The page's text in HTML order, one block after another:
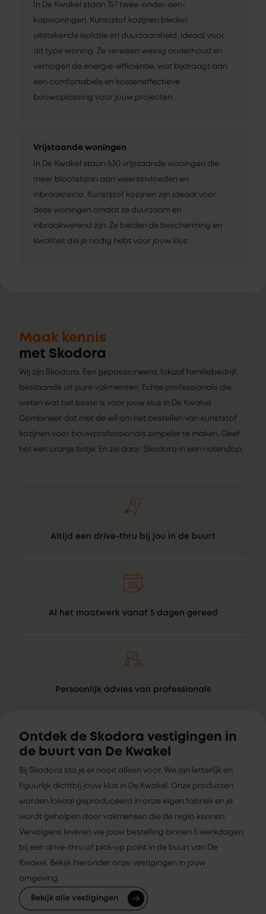
In De Kwakel staan 157 twee-onder-een-
kapwoningen. Kunststof kozijnen bieden
uitstekende isolatie en duurzaamheid, ideaal voor
dit type woning. Ze vereisen weinig onderhoud en
verhogen de energie-efficiëntie, wat bijdraagt aan
een comfortabele en kosteneffectieve
bouwoplossing voor jouw projecten.
Vrijstaande woningen
In De Kwakel staan 630 vrijstaande woningen die
meer blootstaan aan weersinvloeden en
inbraakrisico. Kunststof kozijnen zijn ideaal voor
deze woningen omdat ze duurzaam en
inbraakwerend zijn. Ze bieden de bescherming en
kwaliteit die je nodig hebt voor jouw klus.
Maak kennis
met Skodora
Wij zijn Skodora. Een gepassioneerd, lokaal familiebedrijf,
bestaande uit pure vakmensen. Echte professionals die
weten wat het beste is voor jouw klus in De Kwakel.
Combineer dat met de wil om het bestellen van kunststof
kozijnen voor bouwprofessionals simpeler te maken. Geef
het een oranje tintje. En zie daar: Skodora in een notendop.
Altijd een drive-thru bij jou in de buurt
Al het maatwerk vanaf 5 dagen gereed
Persoonlijk advies van professionals
Ontdek de Skodora vestigingen in
de buurt van De Kwakel
Bij Skodora sta je er nooit alleen voor. We zijn letterlijk en
figuurlijk dichtbij jouw klus in De Kwakel. Onze producten
worden lokaal geproduceerd in onze eigen fabriek en je
wordt geholpen door vakmensen die de regio kennen.
Vervolgens leveren we jouw bestelling binnen 5 werkdagen
bij een drive-thru of pick-up point in de buurt van De
Kwakel. Bekijk hieronder onze vestigingen in jouw
omgeving.
Bekijk alle vestigingen